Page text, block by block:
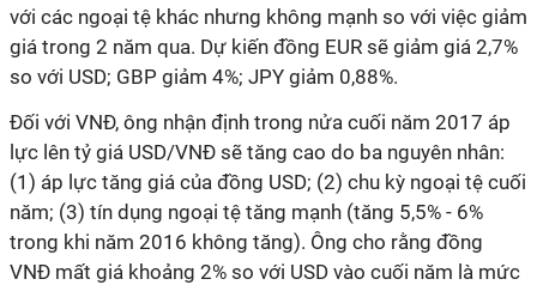
với các ngoại tệ khác nhưng không mạnh so với việc giảm
giá trong 2 năm qua. Dự kiến đồng EUR sẽ giảm giá 2,7%
so với USD; GBP giảm 4%; JPY giảm 0,88%.
Đối với VNĐ, ông nhận định trong nửa cuối năm 2017 áp
lực lên tỷ giá USD/VNĐ sẽ tăng cao do ba nguyên nhân:
(1) áp lực tăng giá của đồng USD; (2) chu kỳ ngoại tệ cuối
năm; (3) tín dụng ngoại tệ tăng mạnh (tăng 5,5% - 6%
trong khi năm 2016 không tăng). Ông cho rằng đồng
VNĐ mất giá khoảng 2% so với USD vào cuối năm là mức